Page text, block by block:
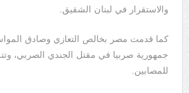
والاستقرار في لبنان الشقيق.
كما قدمت مصر بخالص التعازي وصادق
جمهورية صربيا في مقتل الجندي الصربي،
للمصابين.